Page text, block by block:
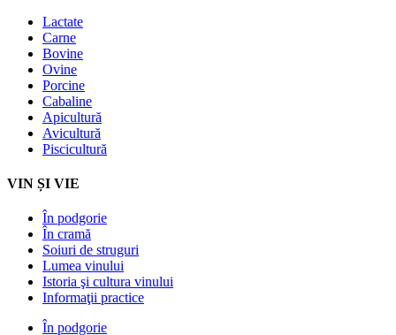
Lactate
Carne
Bovine
Ovine
Porcine
Cabaline
Apicultură
Avicultură
Piscicultură
VIN ȘI VIE
În podgorie
În cramă
Soiuri de struguri
Lumea vinului
Istoria şi cultura vinului
Informaţii practice
În podgorie